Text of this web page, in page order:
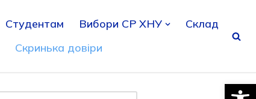
Студентам Вибори СР ХНУ
Склад
Скринька довіри